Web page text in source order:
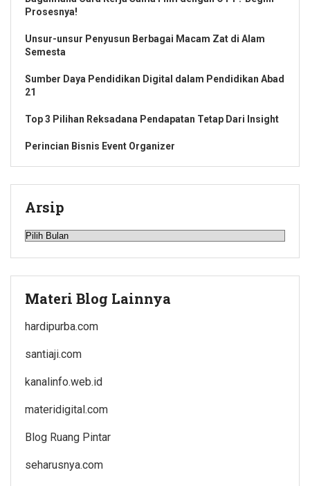
Prosesnya!
Unsur-unsur Penyusun Berbagai Macam Zat di Alam
Semesta
Sumber Daya Pendidikan Digital dalam Pendidikan Abad
21
Top 3 Pilihan Reksadana Pendapatan Tetap Dari Insight
Perincian Bisnis Event Organizer
Arsip
Arsip
Materi Blog Lainnya
hardipurba.com
santiaji.com
kanalinfo.web.id
materidigital.com
Blog Ruang Pintar
seharusnya.com